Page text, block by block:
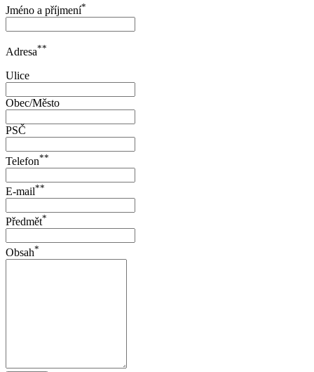
Jméno a příjmení*
Adresa**
Ulice
Obec/Město
PSČ
Telefon**
E-mail**
Předmět*
Obsah*